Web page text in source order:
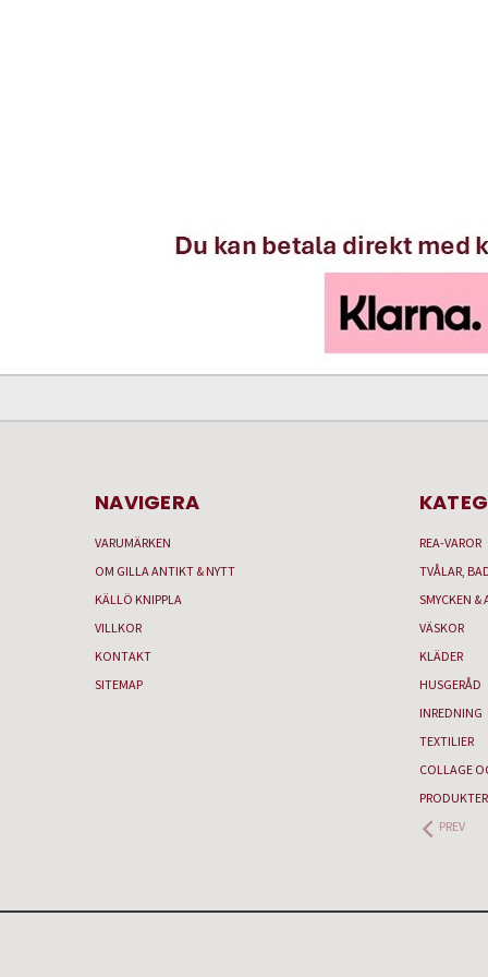
NAVIGERA
VARUMÄRKEN
OM GILLA ANTIKT & NYTT
KÄLLÖ KNIPPLA
VILLKOR
KONTAKT
SITEMAP
REA-VAROR
TVÅLAR,
SMYCKEN &
VÄSKOR
KLÄDER
HUSGERÅD
INREDNING
TEXTILIER
COLLAGE
PREV